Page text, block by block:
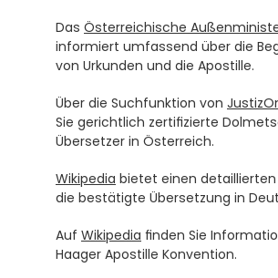
Das Österreichische
informiert umfassend über die
von Urkunden und die Apostille.
Über die Suchfunktion von
Sie gerichtlich zertifizierte
Übersetzer in Österreich.
Wikipedia bietet einen detaillierten
die bestätigte Übersetzung in
Auf Wikipedia finden Sie
Haager Apostille Konvention.